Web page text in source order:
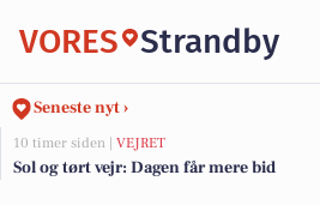
VORES Strandby
Seneste nyt ›
10 timer siden | VEJRET
Sol og tørt vejr: Dagen får mere bid